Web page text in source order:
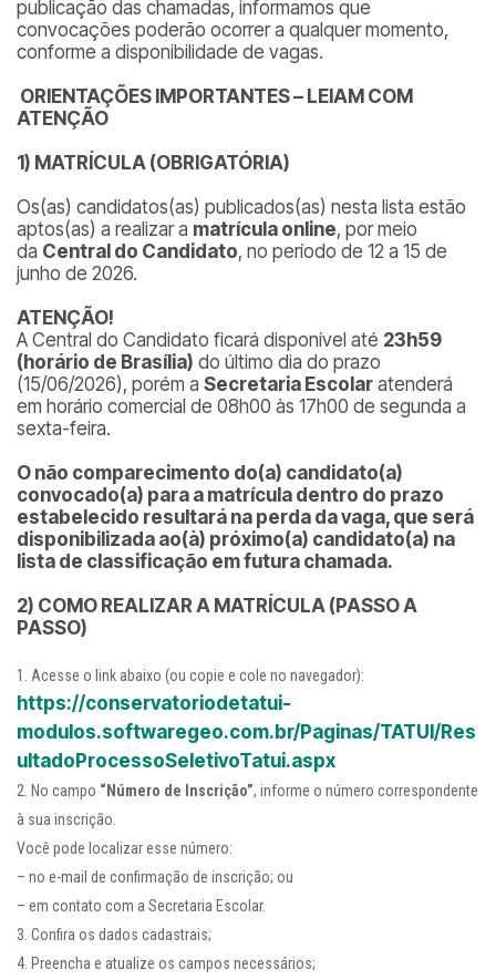
publicação das chamadas, informamos que
convocações poderão ocorrer a qualquer momento,
conforme a disponibilidade de vagas.
ORIENTAÇÕES IMPORTANTES – LEIAM COM
ATENÇÃO
1) MATRÍCULA (OBRIGATÓRIA)
Os(as) candidatos(as) publicados(as) nesta lista estão
aptos(as) a realizar a matrícula online, por meio
da Central do Candidato, no período de 12 a 15 de
junho de 2026.
ATENÇÃO!
A Central do Candidato ficará disponível até 23h59
(horário de Brasília) do último dia do prazo
(15/06/2026), porém a Secretaria Escolar atenderá
em horário comercial de 08h00 às 17h00 de segunda a
sexta-feira.
O não comparecimento do(a) candidato(a)
convocado(a) para a matrícula dentro do prazo
estabelecido resultará na perda da vaga, que será
disponibilizada ao(à) próximo(a) candidato(a) na
lista de classificação em futura chamada.
2) COMO REALIZAR A MATRÍCULA (PASSO A
PASSO)
Acesse o link abaixo (ou copie e cole no navegador):
https://conservatoriodetatui-
modulos.softwaregeo.com.br/Paginas/TATUI/Res
ultadoProcessoSeletivoTatui.aspx
No campo “Número de Inscrição”, informe o número correspondente
à sua inscrição.
Você pode localizar esse número:
– no e-mail de confirmação de inscrição; ou
– em contato com a Secretaria Escolar.
Confira os dados cadastrais;
Preencha e atualize os campos necessários;